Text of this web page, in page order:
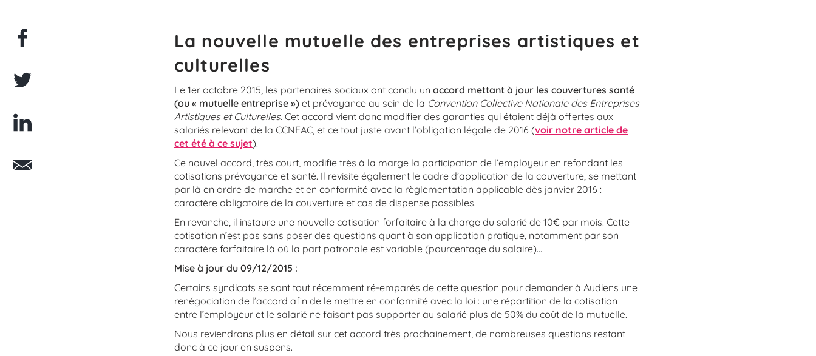
La nouvelle mutuelle des entreprises artistiques et
culturelles
Le 1er octobre 2015, les partenaires sociaux ont conclu un accord mettant à jour les couvertures santé
(ou « mutuelle entreprise ») et prévoyance au sein de la Convention Collective Nationale des Entreprises
Artistiques et Culturelles. Cet accord vient donc modifier des garanties qui étaient déjà offertes aux
salariés relevant de la CCNEAC, et ce tout juste avant l’obligation légale de 2016 (voir notre article de
cet été à ce sujet).
Ce nouvel accord, très court, modifie très à la marge la participation de l’employeur en refondant les
cotisations prévoyance et santé. Il revisite également le cadre d’application de la couverture, se mettant
par là en ordre de marche et en conformité avec la règlementation applicable dès janvier 2016 :
caractère obligatoire de la couverture et cas de dispense possibles.
En revanche, il instaure une nouvelle cotisation forfaitaire à la charge du salarié de 10€ par mois. Cette
cotisation n’est pas sans poser des questions quant à son application pratique, notamment par son
caractère forfaitaire là où la part patronale est variable (pourcentage du salaire)…
Mise à jour du 09/12/2015 :
Certains syndicats se sont tout récemment ré-emparés de cette question pour demander à Audiens une
renégociation de l’accord afin de le mettre en conformité avec la loi : une répartition de la cotisation
entre l’employeur et le salarié ne faisant pas supporter au salarié plus de 50% du coût de la mutuelle.
Nous reviendrons plus en détail sur cet accord très prochainement, de nombreuses questions restant
donc à ce jour en suspens.